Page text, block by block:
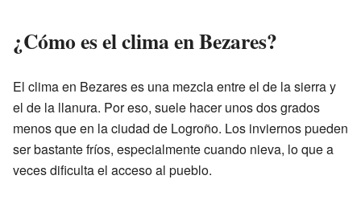
¿Cómo es el clima en Bezares?
El clima en Bezares es una mezcla entre el de la sierra y
el de la llanura. Por eso, suele hacer unos dos grados
menos que en la ciudad de Logroño. Los inviernos pueden
ser bastante fríos, especialmente cuando nieva, lo que a
veces dificulta el acceso al pueblo.